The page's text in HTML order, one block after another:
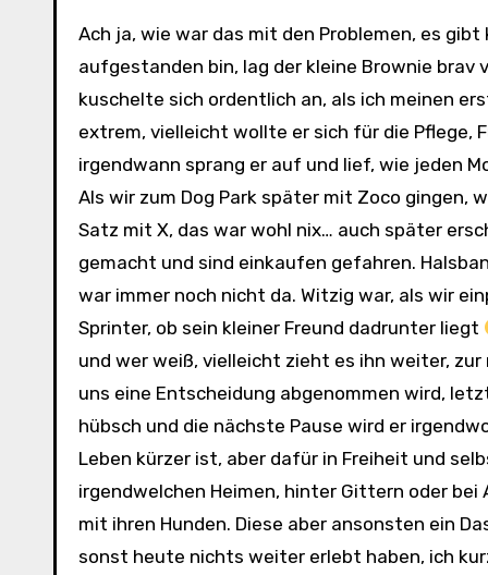
Ach ja, wie war das mit den Problemen, es
aufgestanden bin, lag der kleine Brownie brav
kuschelte sich ordentlich an, als ich meinen
extrem, vielleicht wollte er sich für die Pflege,
irgendwann sprang er auf und lief, wie jeden
Als wir zum Dog Park später mit Zoco gingen,
Satz mit X, das war wohl nix… auch später
gemacht und sind einkaufen gefahren.
war immer noch nicht da. Witzig war, als wir
Sprinter, ob sein kleiner Freund dadrunter liegt
und wer weiß, vielleicht zieht es ihn weiter,
uns eine Entscheidung abgenommen wird,
hübsch und die nächste Pause wird er
Leben kürzer ist, aber dafür in Freiheit und
irgendwelchen Heimen, hinter Gittern oder
mit ihren Hunden. Diese aber ansonsten ein
sonst heute nichts weiter erlebt haben, ich